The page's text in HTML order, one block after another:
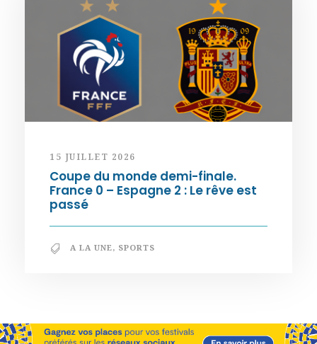
15 JUILLET 2026
Coupe du monde demi-finale.
France 0 – Espagne 2 : Le rêve est
passé
A LA UNE, SPORTS